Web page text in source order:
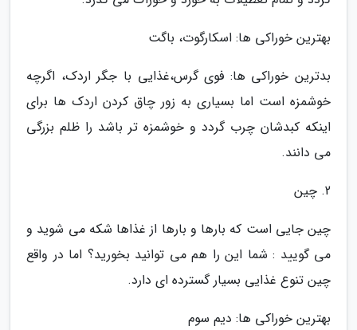
بهترین خوراکی ها: اسکارگوت، باگت
بدترین خوراکی ها: فوی گرس،غذایی با جگر اردک، اگرچه
خوشمزه است اما بسیاری به زور چاق کردن اردک ها برای
اینکه کبدشان چرب گردد و خوشمزه تر باشد را ظلم بزرگی
می دانند.
2. چین
چین جایی است که بارها و بارها از غذاها شکه می شوید و
می گویید : شما این را هم می توانید بخورید؟ اما در واقع
چین تنوع غذایی بسیار گسترده ای دارد.
بهترین خوراکی ها: دیم سوم